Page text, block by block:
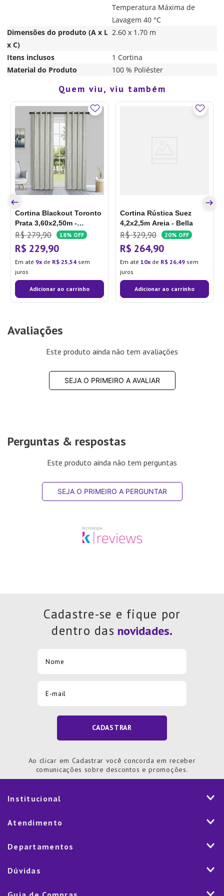
Temperatura Máxima de
Lavagem 40 °C
Dimensões do produto (A x L
x C)
2.60 x 1.70 m
Itens inclusos
1 Cortina
Material do Produto
100 % Poliéster
Quem viu, viu também
Cortina Blackout Toronto
Prata 3,60x2,50m -
Imagine
R$ 279,90 18% OFF
R$ 229,90
Em até 9 de R$ 25,54 sem
juros
Adicionar ao carrinho
Cortina Rústica Suez
4,2x2,5m Areia - Bella
R$ 329,90 20% OFF
R$ 264,90
Em até 10 de R$ 26,49 sem
juros
Adicionar ao carrinho
Avaliações
Este produto ainda não tem avaliações
SEJA O PRIMEIRO A AVALIAR
Perguntas & respostas
Este produto ainda não tem perguntas
SEJA O PRIMEIRO A PERGUNTAR
Cadastre-se e fique por
dentro das
CADASTRAR
Ao clicar em Cadastrar você concorda em receber
comunicações sobre descontos e promoções.
Institucional
História
Nossas Lojas
Marketplace
Atendimento
Fale Conosco
Departamentos
Mesa
Dúvidas
Como Comprar